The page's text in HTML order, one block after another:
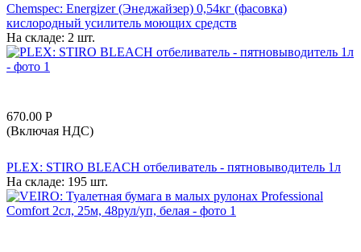
Chemspec: Energizer (Энеджайзер) 0,54кг (фасовка)
кислородный усилитель моющих средств
На складе: 2 шт.
670.00 Р
(Включая НДС)
PLEX: STIRO BLEACH отбеливатель - пятновыводитель 1л
На складе: 195 шт.